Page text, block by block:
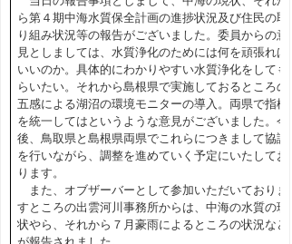
ら第４期中海水質保全計画の進捗状況及び住民の取
り組み状況等の報告がございました。委員からの意
見としましては、水質浄化のためには何を頑張れば
いいのか。具体的にわかりやすい水質浄化をしても
らいたい。それから島根県で実施しておるところの
五感による湖沼の環境モニターの導入。両県で指標
を統一してはというような意見がございました。今
後、鳥取県と島根県両県でこれらにつきまして協議
を行いながら、調整を進めていく予定にいたしてお
ります。
また、オブザーバーとして参加いただいておりま
すところの出雲河川事務所からは、中海の水質の現
状やら、それから７月豪雨によるところの状況など